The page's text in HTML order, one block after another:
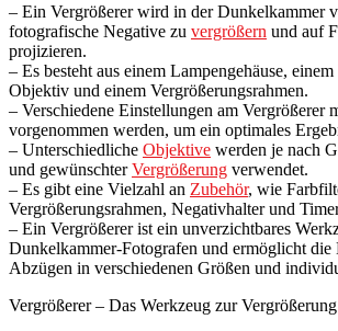
– Ein Vergrößerer wird in der Dunkelkammer
fotografische Negative zu vergrößern und auf
projizieren.
– Es besteht aus einem Lampengehäuse,
Objektiv und einem Vergrößerungsrahmen.
– Verschiedene Einstellungen am Vergrößerer
vorgenommen werden, um ein optimales
– Unterschiedliche Objektive werden je nach
und gewünschterVergrößerung verwendet.
– Es gibt eine Vielzahl an Zubehör, wie
Vergrößerungsrahmen, Negativhalter und
– Ein Vergrößerer ist ein unverzichtbares
Dunkelkammer-Fotografen und ermöglicht die
Abzügen in verschiedenen Größen und
Vergrößerer – Das Werkzeug zur